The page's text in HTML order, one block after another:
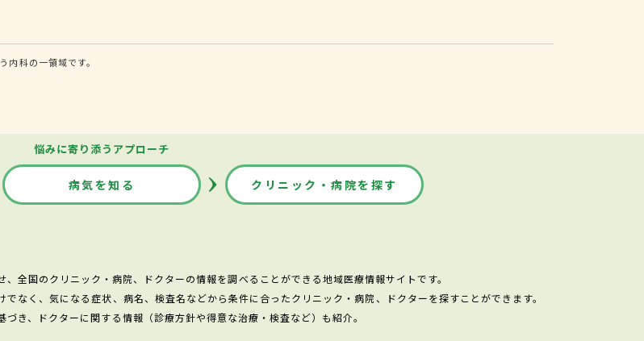
科の一領域です。
悩みに寄り添うアプローチ
病気を知る クリニック・病院を探す
全国のクリニック・病院、ドクターの情報を調べることができる地域医療情報サイトです。
なく、気になる症状、病名、検査名などから条件に合ったクリニック・病院、ドクターを探すことができます。
き、ドクターに関する情報（診療方針や得意な治療・検査など）も紹介。